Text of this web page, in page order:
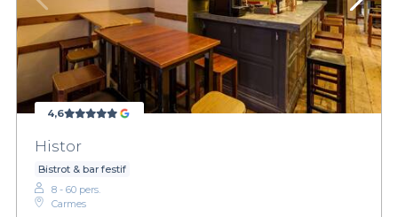
4,6
Histor
Bistrot & bar festif
8 - 60 pers.
Carmes